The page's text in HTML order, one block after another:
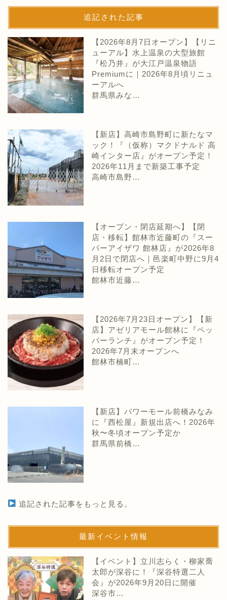
追記された記事
【2026年8月7日オープン】【リニ
ューアル】水上温泉の大型旅館
『松乃井』が大江戸温泉物語
Premiumに｜2026年8月頃リニュ
ーアルへ
群馬県みな…
【新店】高崎市島野町に新たなマ
ック！『（仮称）マクドナルド 高
崎インター店』がオープン予定！
2026年11月まで新築工事予定
高崎市島野…
【オープン・閉店延期へ】【閉
店・移転】館林市近藤町の『スー
パーアイザワ 館林店』が2026年8
月2日で閉店へ｜邑楽町中野に9月4
日移転オープン予定
館林市近藤…
【2026年7月23日オープン】【新
店】アゼリアモール館林に『ペッ
パーランチ』がオープン予定！
2026年7月末オープンへ
館林市楠町…
【新店】パワーモール前橋みなみ
に『西松屋』新規出店へ！2026年
秋〜冬頃オープン予定か
群馬県前橋…
追記された記事をもっと見る。
最新イベント情報
【イベント】立川志らく・柳家喬
太郎が深谷に！『深谷特選二人
会』が2026年9月20日に開催
深谷市…